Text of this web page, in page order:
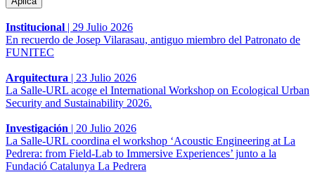
Institucional | 29 Julio 2026
En recuerdo de Josep Vilarasau, antiguo miembro del Patronato de
FUNITEC
Arquitectura | 23 Julio 2026
La Salle-URL acoge el International Workshop on Ecological Urban
Security and Sustainability 2026.
Investigación | 20 Julio 2026
La Salle-URL coordina el workshop ‘Acoustic Engineering at La
Pedrera: from Field-Lab to Immersive Experiences’ junto a la
Fundació Catalunya La Pedrera